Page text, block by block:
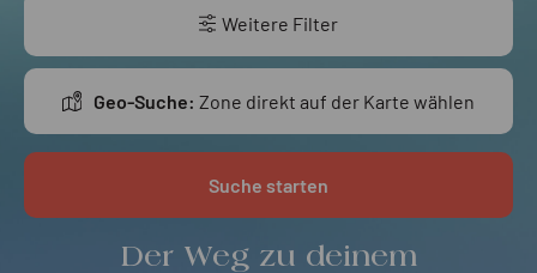
Der Weg zu deinem
Weitere Filter
Geo-Suche: Zone direkt auf der Karte wählen
Suche starten